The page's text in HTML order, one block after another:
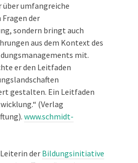
umfangreiche
der
sondern bringt auch
aus dem Kontext des
mit.
er den Leitfaden
gestalten. Ein Leitfaden
(Verlag
www.schmidt-
derBildungsinitiative